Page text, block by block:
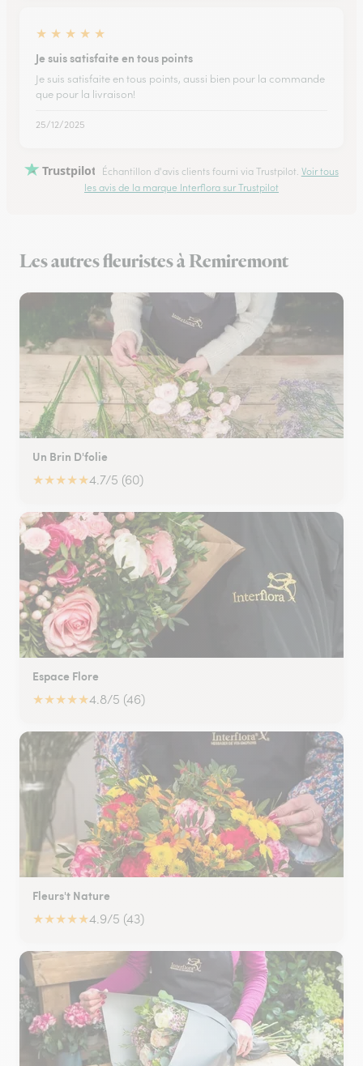
★ ★ ★ ★ ★
Je suis satisfaite en tous points
Je suis satisfaite en tous points, aussi bien pour la commande
que pour la livraison!
25/12/2025
Trustpilot Échantillon d'avis clients fourni via Trustpilot. Voir tous
les avis de la marque Interflora sur Trustpilot
Les autres fleuristes à Remiremont
Un Brin D'folie
★★★★★4.7/5 (60)
Espace Flore
★★★★★4.8/5 (46)
Fleurs't Nature
★★★★★4.9/5 (43)